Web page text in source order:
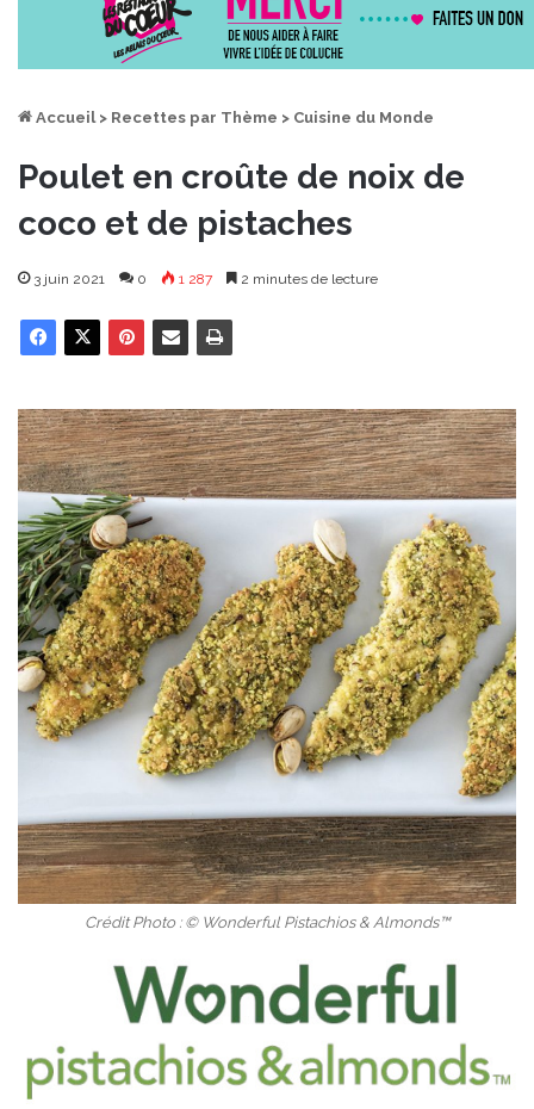
Accueil > Recettes par Thème > Cuisine du Monde
Poulet en croûte de noix de
coco et de pistaches
3 juin 2021 0 1 287 2 minutes de lecture
Crédit Photo : © Wonderful Pistachios & Almonds™